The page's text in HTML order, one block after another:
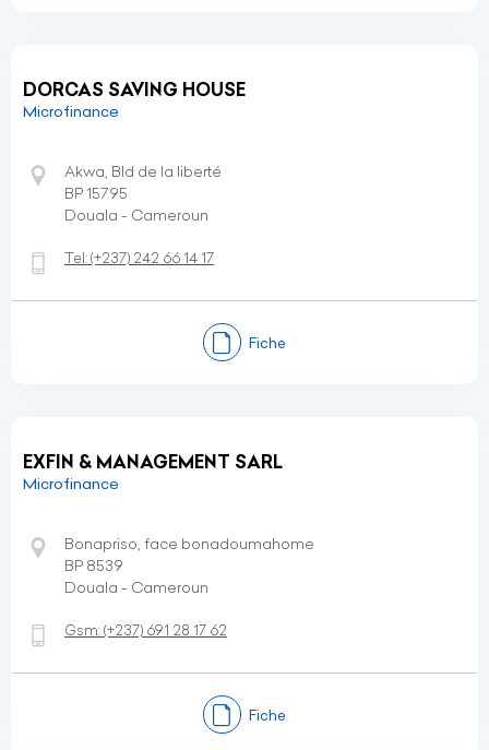
DORCAS SAVING HOUSE
Microfinance
Akwa, Bld de la liberté
BP 15795
Douala - Cameroun
Tel:(+237) 242 66 14 17
Fiche
EXFIN & MANAGEMENT SARL
Microfinance
Bonapriso, face bonadoumahome
BP 8539
Douala - Cameroun
Gsm:(+237) 691 28 17 62
Fiche